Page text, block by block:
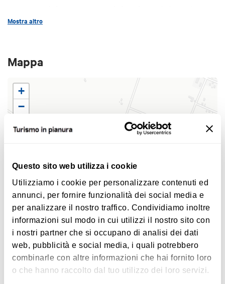
Questo sito web utilizza i cookie
Utilizziamo i cookie per personalizzare contenuti ed
annunci, per fornire funzionalità dei social media e
per analizzare il nostro traffico. Condividiamo inoltre
informazioni sul modo in cui utilizzi il nostro sito con
i nostri partner che si occupano di analisi dei dati
web, pubblicità e social media, i quali potrebbero
combinarle con altre informazioni che hai fornito loro
o che hanno raccolto dal tuo utilizzo dei loro servizi.
della Decima giunge alla sua 33esima edizione!
L'ampio parco sarà animato da un ristorante, un bar
gelateria, DJ set, un'area bimbi e dei tornei a
squadre.
ore 18:30 | apertura bar e gelateria
ore 19:30 | apertura ristorante
Per il programma completo e maggiori
informazioni:
IG Carnevale di Decima/Facebook Carnevale di
Decima
Mostra altro
Mappa
+
−
Leaflet |© OpenStreetMap contributors © CARTO
Sagra del cocomero e del melone
Via Fossetta 1B
40017 San Giovanni in Persiceto